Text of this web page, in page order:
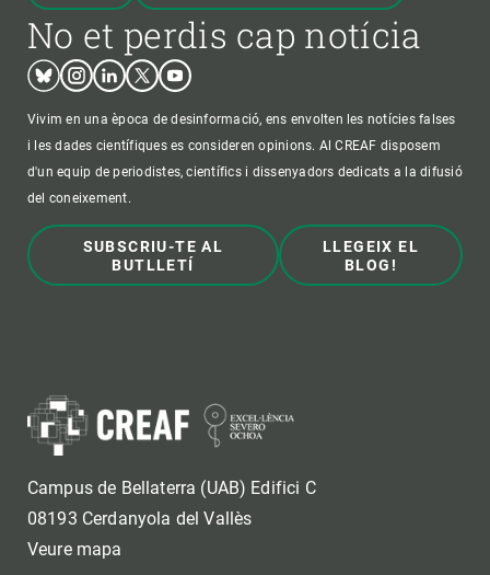
No et perdis cap notícia
BlueskyInstagram
LinkedinTwitterYoutube
Vivim en una època de desinformació, ens envolten les notícies falses
i les dades científiques es consideren opinions. Al CREAF disposem
d'un equip de periodistes, científics i dissenyadors dedicats a la difusió
del coneixement.
SUBSCRIU-TE AL
BUTLLETÍ
LLEGEIX EL
BLOG!
Campus de Bellaterra (UAB) Edifici C
08193 Cerdanyola del Vallès
Veure mapa